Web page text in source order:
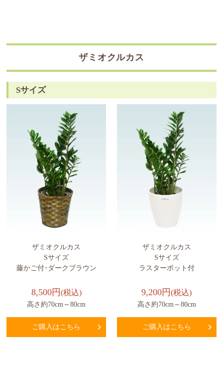
ザミオクルカス
Sサイズ
ザミオクルカス
Sサイズ
藤かご付･ダークブラウン
8,500円(税込)
高さ約70cm～80cm
ご購入はこちら
ザミオクルカス
Sサイズ
ラスターポット付
9,200円(税込)
高さ約70cm～80cm
ご購入はこちら